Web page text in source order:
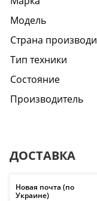
Модель
Страна
Тип техники
Состояние
Производитель
ДОСТАВКА
Новая почта (по
Украине)